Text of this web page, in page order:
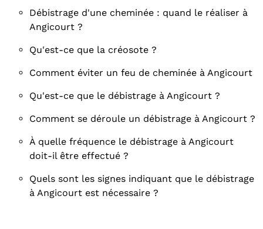
Débistrage d'une cheminée : quand le réaliser à
Angicourt ?
Qu'est-ce que la créosote ?
Comment éviter un feu de cheminée à Angicourt
Qu'est-ce que le débistrage à Angicourt ?
Comment se déroule un débistrage à Angicourt ?
À quelle fréquence le débistrage à Angicourt
doit-il être effectué ?
Quels sont les signes indiquant que le débistrage
à Angicourt est nécessaire ?